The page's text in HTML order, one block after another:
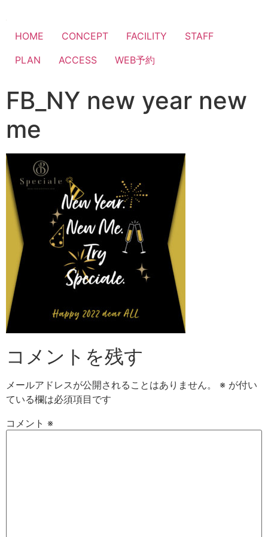
HOME CONCEPT FACILITY
STAFF
PLAN
ACCESS WEB予約
FB_NY new year new
me
コメントを残す
メールアドレスが公開されることはありません。 ※ が付い
ている欄は必須項目です
コメント ※